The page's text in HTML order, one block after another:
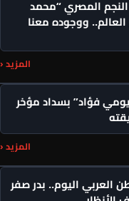
المصري “محمد
لاعبين في العالم.. ووجوده معنا
المزيد ‹
فؤاد” بسداد مؤخر
المزيد ‹
العربي اليوم.. بدر صفر